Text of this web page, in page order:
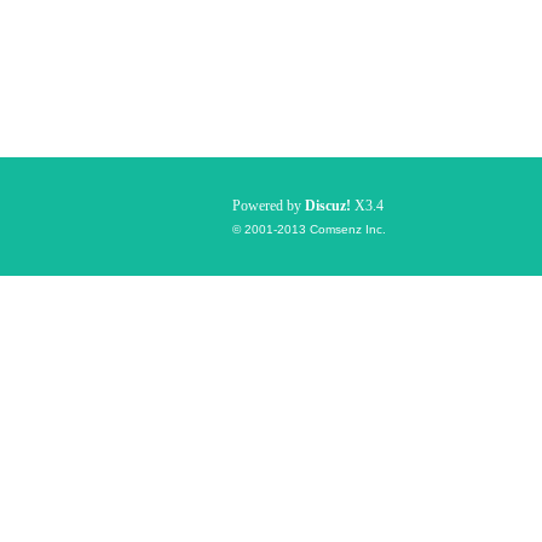
Powered by Discuz! X3.4
© 2001-2013 Comsenz Inc.